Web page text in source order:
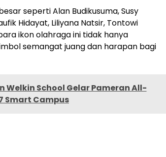
seperti Alan Budikusuma, Susy
Hidayat, Liliyana Natsir, Tontowi
ikon olahraga ini tidak hanya
semangat juang dan harapan bagi
Welkin School Gelar Pameran All-
Smart Campus